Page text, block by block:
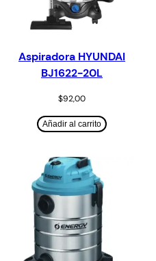
Aspiradora HYUNDAI
BJ1622-20L
$92,00
Añadir al carrito